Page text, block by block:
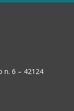
n. 6 – 42124